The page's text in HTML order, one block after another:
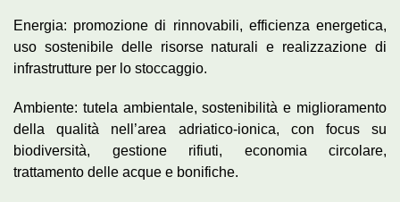
Energia: promozione di rinnovabili, efficienza energetica,
uso sostenibile delle risorse naturali e realizzazione di
infrastrutture per lo stoccaggio.
Ambiente: tutela ambientale, sostenibilità e miglioramento
della qualità nell’area adriatico-ionica, con focus su
biodiversità, gestione rifiuti, economia circolare,
trattamento delle acque e bonifiche.